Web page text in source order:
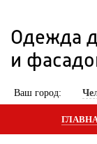
Одежда
и
Ваш город: